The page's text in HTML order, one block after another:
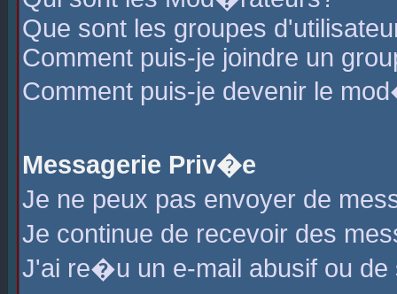
Que sont les groupes
Comment puis-je joindre un
Comment puis-je devenir le
Messagerie Priv�e
Je ne peux pas envoyer de
Je continue de recevoir des
J'ai re�u un e-mail abusif ou de